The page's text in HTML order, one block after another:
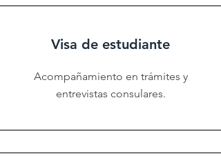
Visa de estudiante
Acompañamiento en trámites y
entrevistas consulares.